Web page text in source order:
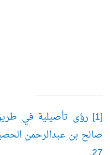
[1] رؤى تأصيلية في